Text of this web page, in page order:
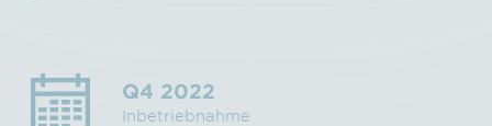
Q4 2022
Inbetriebnahme